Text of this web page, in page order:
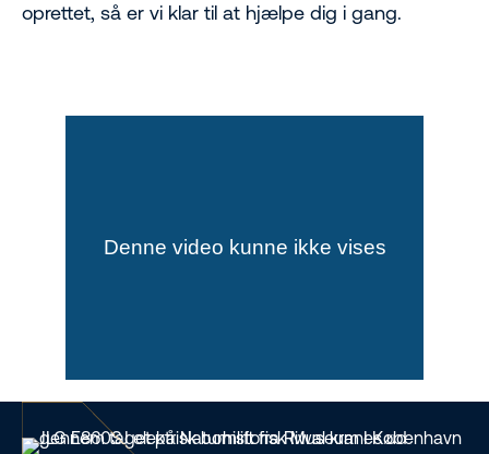
oprettet, så er vi klar til at hjælpe dig i gang.